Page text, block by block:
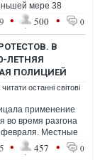
мере 38
• 500 • 0
В
ЛЕТНЯЯ
ПОЛИЦИЕЙ
останні світові
применение
во время разгона
февраля. Местные
протесту...
• 457 • 0